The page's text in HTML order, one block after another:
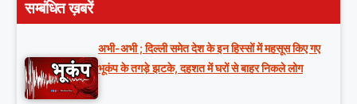
सम्बंधित ख़बरें
अभी-अभी ; दिल्ली समेत देश के इन हिस्सों में महसूस किए गए
भूकंप के तगड़े झटके, दहशत में घरों से बाहर निकले लोग